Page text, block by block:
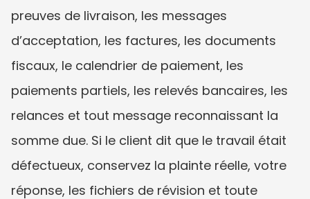
preuves de livraison, les messages
d’acceptation, les factures, les documents
fiscaux, le calendrier de paiement, les
paiements partiels, les relevés bancaires, les
relances et tout message reconnaissant la
somme due. Si le client dit que le travail était
défectueux, conservez la plainte réelle, votre
réponse, les fichiers de révision et toute